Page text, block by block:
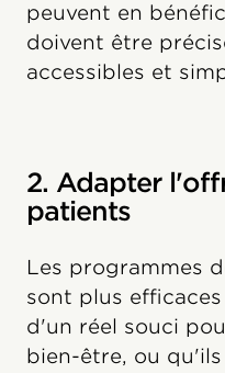
peuvent en
doivent être
accessibles et
2. Adapter
patients
Les programmes
sont plus
d'un réel souci
bien-être, ou